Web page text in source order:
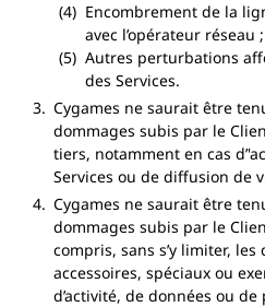
Encombrement de la
avec l’opérateur réseau
Autres perturbations
des Services.
Cygames ne saurait être
dommages subis par le
tiers, notamment en cas
Services ou de diffusion de
Cygames ne saurait être
dommages subis par le
compris, sans s’y limiter,
accessoires, spéciaux ou
d’activité, de données ou